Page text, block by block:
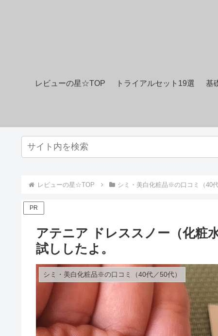
レビューの星☆TOP トライアルセット19選 基
レビューの星☆TOP シミ・美白化粧品※の口コミ（40代
PR
アテニア ドレススノー（化粧
試ししたよ。
シミ・美白化粧品※の口コミ（40代／50代）